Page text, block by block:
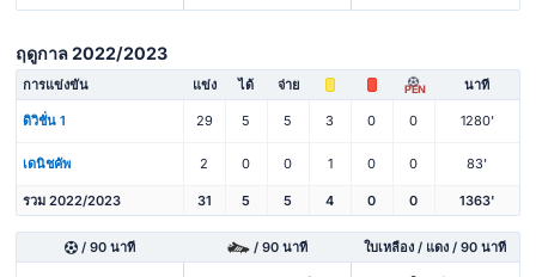
ฤดูกาล 2022/2023
การแข่งขัน แข่ง ได้ จ่าย PEN นาที
ดิวิชั่น 1 29 5 5 3 0 0 1280'
เดนิชคัพ 2 0 0 1 0 0 83'
รวม 2022/2023 31 5 5 4 0 0 1363'
/ 90 นาที / 90 นาที ใบเหลือง / แดง / 90 นาที